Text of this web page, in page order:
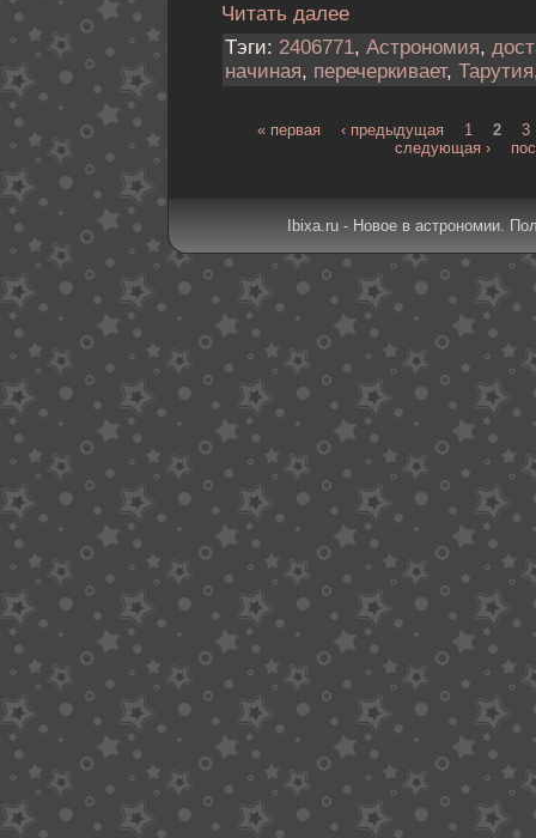
Читать далее
Тэги: 2406771, Астрономия,
начиная, перечеркивает, Тарутия
« первая ‹ предыдущая 1 2
3
следующая ›
Ibixa.ru - Новое в астрономии.